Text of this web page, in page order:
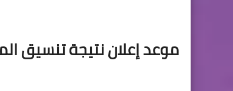
موعد إعلان نتيجة تنسيق